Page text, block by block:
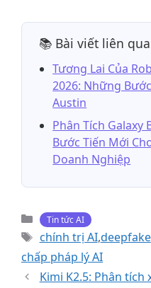
📚 Bài viết liên
Tương Lai Của
2026: Những
Austin
Phân Tích Galaxy
Bước Tiến Mới
Doanh Nghiệp
Danh
mục
Tin tức AI
Thẻ
chính trị AI,deepfake
chấp pháp lý AI
Kimi K2.5: Phân